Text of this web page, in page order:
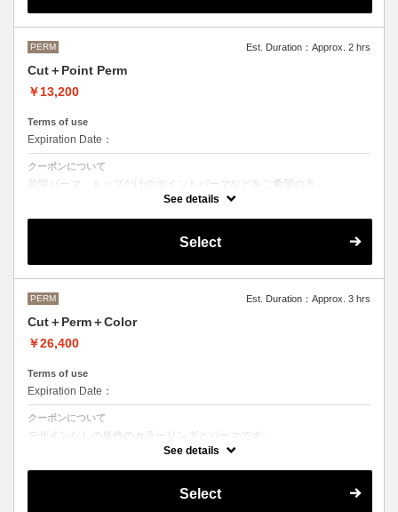
PERM Est. Duration：Approx. 2 hrs
Cut＋Point Perm
￥13,200
Terms of use
Expiration Date：
クーポンについて
前髪パーマ、トップだけのポイントパーマなどをご希望の方。
パーマのデザイン、髪の毛の長さにより施術時間、金額が前後すること
See details
Select
PERM Est. Duration：Approx. 3 hrs
Cut＋Perm＋Color
￥26,400
Terms of use
Expiration Date：
クーポンについて
デザインなしの単色のカラーリングとパーマです。
マ、ツイストパーマなどをご希望の方は最終受付時間が変わるため、別
●カラーリングは髪の長さにより別途ロング料金を頂戴いたします。
See details
Select